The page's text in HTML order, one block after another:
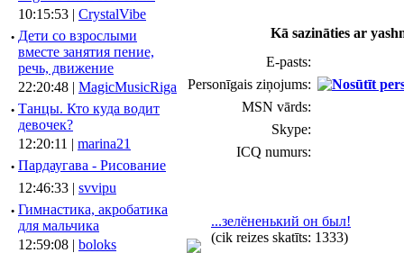
10:15:53 | CrystalVibe
· Дети со взрослыми
вместе занятия пение,
речь, движение
22:20:48 | MagicMusicRiga
· Танцы. Кто куда водит
девочек?
12:20:11 | marina21
· Пардаугава - Рисование
12:46:33 | svvipu
· Гимнастика, акробатика
для мальчика
12:59:08 | boloks
Kā sazināties ar
E-pasts:
Personīgais ziņojums:
MSN vārds:
Skype:
ICQ numurs:
...зелёненький он был!
(cik reizes skatīts: 1333)